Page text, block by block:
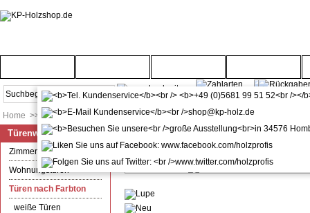
Home >> Türenwelt >> Türen nach Farbton
kuporta Montageset für Haus-
Türenwelt
Zimmertüren
Wohnungstüren
Türen nach Farbton
weiße Türen